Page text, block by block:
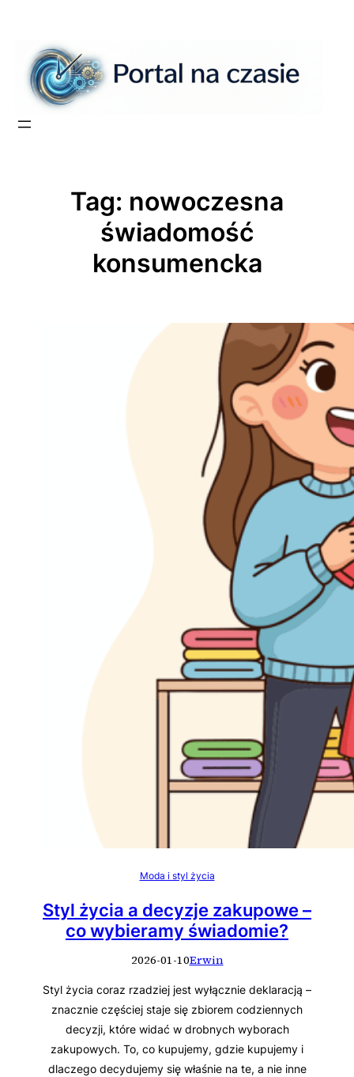
treści
Tag: nowoczesna
świadomość
konsumencka
Moda i styl życia
Styl życia a decyzje zakupowe –
co wybieramy świadomie?
2026-01-10Erwin
Styl życia coraz rzadziej jest wyłącznie deklaracją –
znacznie częściej staje się zbiorem codziennych
decyzji, które widać w drobnych wyborach
zakupowych. To, co kupujemy, gdzie kupujemy i
dlaczego decydujemy się właśnie na te, a nie inne